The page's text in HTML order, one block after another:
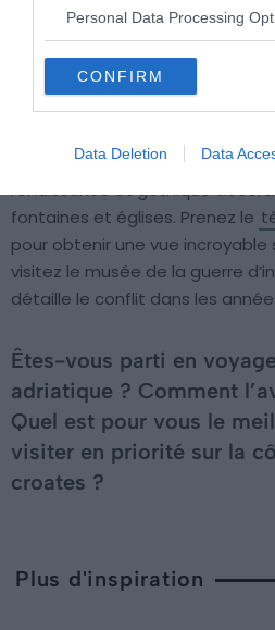
Personal Data Processing
CONFIRM
Data Deletion Data
La vieille ville de Dubrovnik, qui
intéressant pour unséjour à
surnommée la «Perle de
1994 un site important classé
conservés avec un éventail
renaissance et gothique
fontaines et églises. Prenez le
pour obtenir une vue incroyable
visitez le musée de la guerre
détaille le conflit dans les
Êtes-vous parti en
adriatique ? Comment
Quel est pour vous le
visiter en priorité sur la
croates ?
Plus d'inspiration